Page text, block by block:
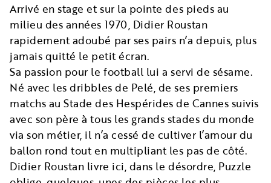
Arrivé en stage et sur la pointe des pieds au
milieu des années 1970, Didier Roustan
rapidement adoubé par ses pairs n’a depuis, plus
jamais quitté le petit écran.
Sa passion pour le football lui a servi de sésame.
Né avec les dribbles de Pelé, de ses premiers
matchs au Stade des Hespérides de Cannes suivis
avec son père à tous les grands stades du monde
via son métier, il n’a cessé de cultiver l’amour du
ballon rond tout en multipliant les pas de côté.
Didier Roustan livre ici, dans le désordre, Puzzle